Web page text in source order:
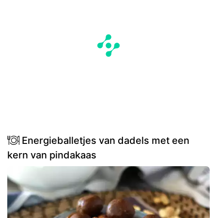
Energieballetjes van dadels met een
kern van pindakaas